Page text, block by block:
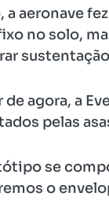
a aeronave
no solo,
de agora, a
pelas
se
o